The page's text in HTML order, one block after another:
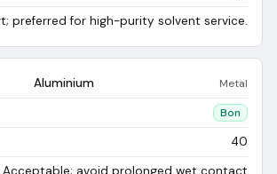
preferred for high-purity solvent service.
Aluminium Metal
Bon
40
Acceptable; avoid prolonged wet contact